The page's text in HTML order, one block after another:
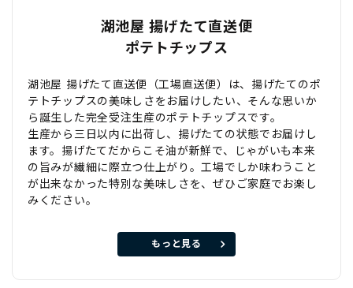
湖池屋 揚げたて直送便
ポテトチップス
湖池屋 揚げたて直送便（工場直送便）は、揚げたてのポ
テトチップスの美味しさをお届けしたい、そんな思いか
ら誕生した完全受注生産のポテトチップスです。
生産から三日以内に出荷し、揚げたての状態でお届けし
ます。揚げたてだからこそ油が新鮮で、じゃがいも本来
の旨みが繊細に際立つ仕上がり。工場でしか味わうこと
が出来なかった特別な美味しさを、ぜひご家庭でお楽し
みください。
もっと見る